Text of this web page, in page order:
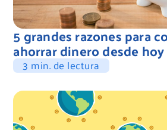
5 grandes razones para
ahorrar dinero desde hoy
3 min. de lectura